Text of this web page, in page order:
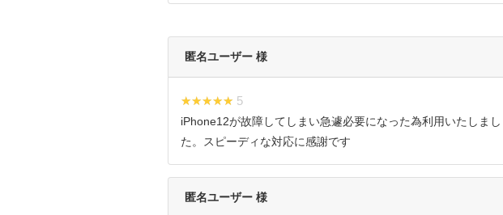
匿名ユーザー 様
★★★★★
★★★★★ 5
iPhone12が故障してしまい急遽必要になった為利用いたしまし
た。スピーディな対応に感謝です
匿名ユーザー 様